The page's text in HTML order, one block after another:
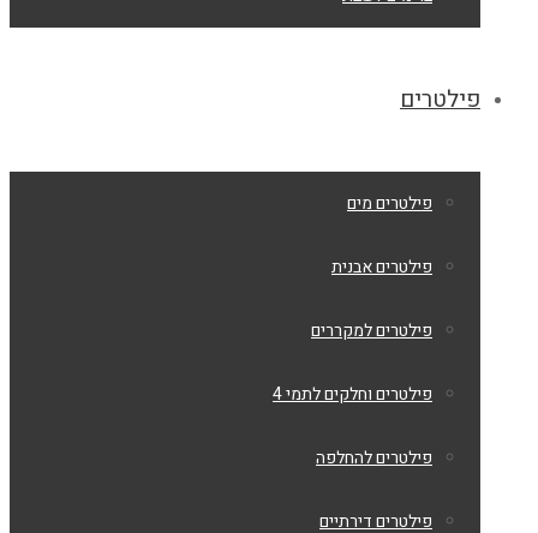
פילטרים
פילטרים מים
פילטרים אבנית
פילטרים למקררים
פילטרים וחלקים לתמי 4
פילטרים להחלפה
פילטרים דירתיים